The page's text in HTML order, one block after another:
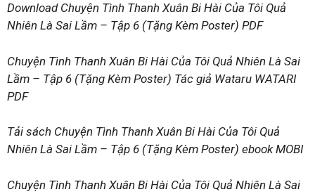
Download Chuyện Tình Thanh Xuân Bi Hài Của Tôi Quả
Nhiên Là Sai Lầm – Tập 6 (Tặng Kèm Poster) PDF
Chuyện Tình Thanh Xuân Bi Hài Của Tôi Quả Nhiên Là Sai
Lầm – Tập 6 (Tặng Kèm Poster) Tác giả Wataru WATARI
PDF
Tải sách Chuyện Tình Thanh Xuân Bi Hài Của Tôi Quả
Nhiên Là Sai Lầm – Tập 6 (Tặng Kèm Poster) ebook MOBI
Chuyện Tình Thanh Xuân Bi Hài Của Tôi Quả Nhiên Là Sai